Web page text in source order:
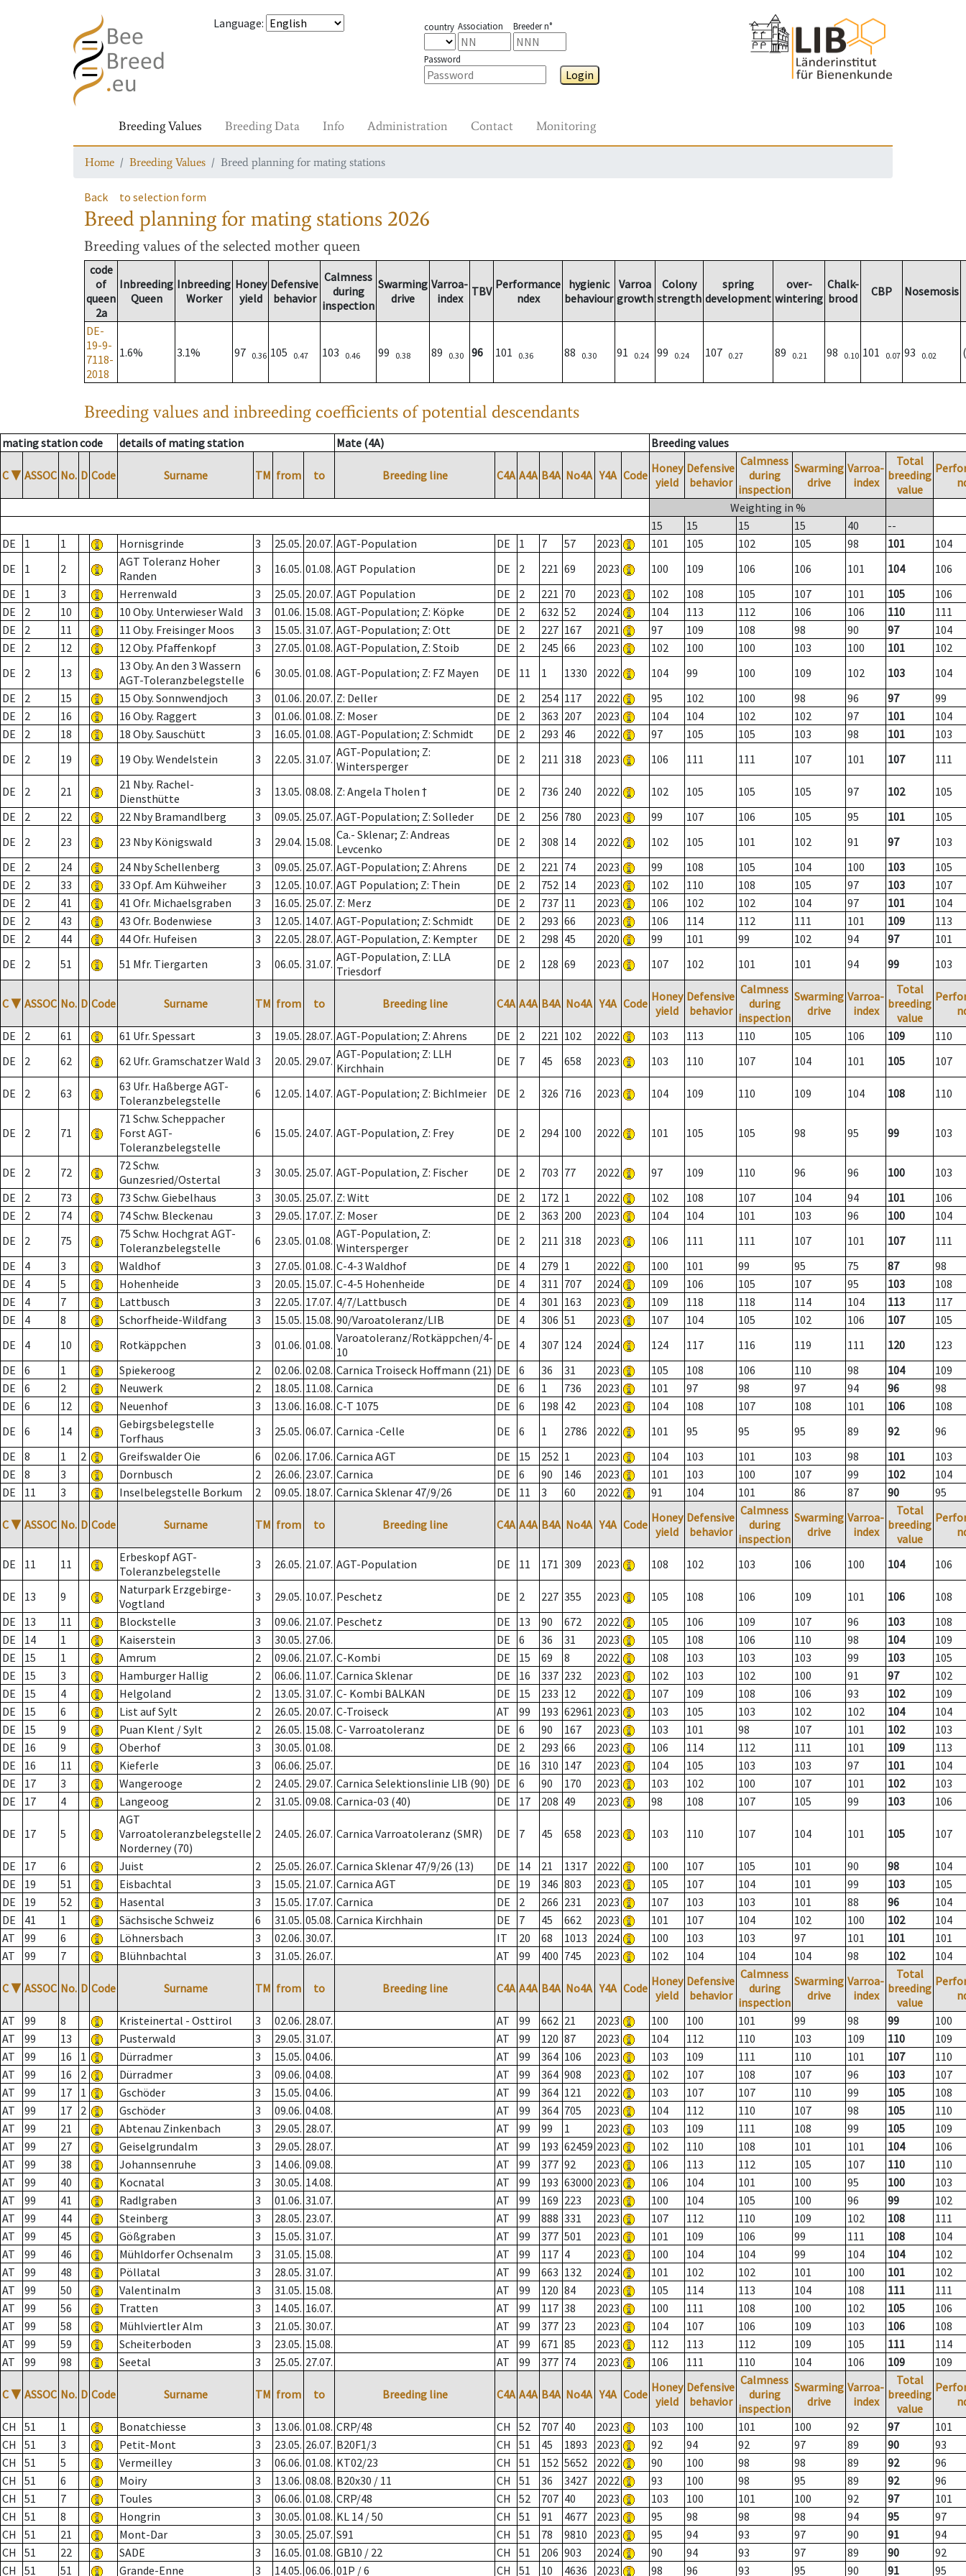
Language: country Association Breeder n°
Password
Login
Breeding Values Breeding Data Info Administration Contact Monitoring
Home Breeding Values Breed planning for mating stations
Back to selection form
Breed planning for mating stations 2026
Breeding values of the selected mother queen
code
of
queen
2a
Inbreeding
Queen
Inbreeding
Worker
Honey
yield
Defensive
behavior
Calmness
during
inspection
Swarming
drive
Varroa-
index
TBV Performance
ndex
hygienic
behaviour
Varroa
growth
Colony
strength
spring
development
over-
wintering
Chalk-
brood
CBP Nosemosis
DE-
19-9-
7118-
2018
1.6% 3.1% 97 0.36 105 0.47 103 0.46 99 0.38 89 0.30 96 101 0.36 88 0.30 91 0.24 99 0.24 107 0.27 89 0.21 98 0.10 101 0.07 93 0.02
Breeding values and inbreeding coefficients of potential descendants
mating station code details of mating station Mate (4A) Breeding values
C ▼ ASSOC No. D Code Surname TM from to Breeding line C4A A4A B4A No4A Y4A Code Honey
yield
Defensive
behavior
Calmness
during
inspection
Swarming
drive
Varroa-
index
Total
breeding
value
Weighting in %
15
15 15 15 40
--
DE
1 1 Hornisgrinde 3 25.05. 20.07. AGT-Population DE 1 7 57 2023 101 105 102 105 98 101
104
DE
1 2
AGT Toleranz Hoher
Randen
3 16.05. 01.08. AGT Population DE 2 221 69 2023 100 109 106 106 101 104
106
DE
1 3 Herrenwald 3 25.05. 20.07. AGT Population DE 2 221 70 2023 102 108 105 107 101 105
106
DE
2 10 10 Oby. Unterwieser Wald 3 01.06. 15.08. AGT-Population; Z: Köpke DE 2 632 52 2024 104 113 112 106 106 110
111
DE
2 11 11 Oby. Freisinger Moos 3 15.05. 31.07. AGT-Population; Z: Ott DE 2 227 167 2021 97 109 108 98 90 97
104
DE
2 12 12 Oby. Pfaffenkopf 3 27.05. 01.08. AGT-Population, Z: Stoib DE 2 245 66 2023 102 100 100 103 100 101
102
DE
2 13
13 Oby. An den 3 Wassern
AGT-Toleranzbelegstelle
6 30.05. 01.08. AGT-Population; Z: FZ Mayen DE 11 1 1330 2022 104 99 100 109 102 103
104
DE
2 15 15 Oby. Sonnwendjoch 3 01.06. 20.07. Z: Deller DE 2 254 117 2022 95 102 100 98 96 97
99
DE
2 16 16 Oby. Raggert 3 01.06. 01.08. Z: Moser DE 2 363 207 2023 104 104 102 102 97 101
104
DE
2 18 18 Oby. Sauschütt 3 16.05. 01.08. AGT-Population; Z: Schmidt DE 2 293 46 2022 97 105 105 103 98 101
103
DE
2 19 19 Oby. Wendelstein 3 22.05. 31.07. AGT-Population; Z:
Wintersperger
DE 2 211 318 2023 106 111 111 107 101 107 111
DE 2 21
21 Nby. Rachel-
Diensthütte
3 13.05. 08.08. Z: Angela Tholen † DE 2 736 240 2022 102 105 105 105 97 102
105
DE
2 22 22 Nby Bramandlberg 3 09.05. 25.07. AGT-Population; Z: Solleder DE 2 256 780 2023 99 107 106 105 95 101
105
DE
2 23 23 Nby Königswald 3 29.04. 15.08. Ca.- Sklenar; Z: Andreas
Levcenko
DE 2 308 14 2022 102 105 101 102 91 97
103
DE
2 24 24 Nby Schellenberg 3 09.05. 25.07. AGT-Population; Z: Ahrens DE 2 221 74 2023 99 108 105 104 100 103
105
DE
2 33 33 Opf. Am Kühweiher 3 12.05. 10.07. AGT Population; Z: Thein DE 2 752 14 2023 102 110 108 105 97 103
107
DE
2 41 41 Ofr. Michaelsgraben 3 16.05. 25.07. Z: Merz DE 2 737 11 2023 106 102 102 104 97 101
104
DE
2 43 43 Ofr. Bodenwiese 3 12.05. 14.07. AGT-Population; Z: Schmidt DE 2 293 66 2023 106 114 112 111 101 109
113
DE
2 44 44 Ofr. Hufeisen 3 22.05. 28.07. AGT-Population, Z: Kempter DE 2 298 45 2020 99 101 99 102 94 97
101
DE
2 51 51 Mfr. Tiergarten 3 06.05. 31.07. AGT-Population, Z: LLA
Triesdorf
DE 2 128 69 2023 107 102 101 101 94 99 103
C ▼ ASSOC No. D Code Surname TM from to Breeding line C4A A4A B4A No4A Y4A Code Honey
yield
Defensive
behavior
Calmness
during
inspection
Swarming
drive
Varroa-
index
Total
breeding
value
DE
2 61 61 Ufr. Spessart 3 19.05. 28.07. AGT-Population; Z: Ahrens DE 2 221 102 2022 103 113 110 105 106 109
110
DE
2 62 62 Ufr. Gramschatzer Wald 3 20.05. 29.07. AGT-Population; Z: LLH
Kirchhain
DE 7 45 658 2023 103 110 107 104 101 105 107
DE 2 63
63 Ufr. Haßberge AGT-
Toleranzbelegstelle
6 12.05. 14.07. AGT-Population; Z: Bichlmeier DE 2 326 716 2023 104 109 110 109 104 108 110
DE 2 71
71 Schw. Scheppacher
Forst AGT-
Toleranzbelegstelle
6 15.05. 24.07. AGT-Population, Z: Frey DE 2 294 100 2022 101 105 105 98 95 99 103
DE 2 72
72 Schw.
Gunzesried/Ostertal
3 30.05. 25.07. AGT-Population, Z: Fischer DE 2 703 77 2022 97 109 110 96 96 100
103
DE
2 73 73 Schw. Giebelhaus 3 30.05. 25.07. Z: Witt DE 2 172 1 2022 102 108 107 104 94 101
106
DE
2 74 74 Schw. Bleckenau 3 29.05. 17.07. Z: Moser DE 2 363 200 2023 104 104 101 103 96 100
104
DE
2 75
75 Schw. Hochgrat AGT-
Toleranzbelegstelle
6 23.05. 01.08. AGT-Population, Z:
Wintersperger
DE 2 211 318 2023 106 111 111 107 101 107
111
DE
4 3 Waldhof 3 27.05. 01.08. C-4-3 Waldhof DE 4 279 1 2022 100 101 99 95 75 87
98
DE
4 5 Hohenheide 3 20.05. 15.07. C-4-5 Hohenheide DE 4 311 707 2024 109 106 105 107 95 103
108
DE
4 7 Lattbusch 3 22.05. 17.07. 4/7/Lattbusch DE 4 301 163 2023 109 118 118 114 104 113
117
DE
4 8 Schorfheide-Wildfang 3 15.05. 15.08. 90/Varoatoleranz/LIB DE 4 306 51 2023 107 104 105 102 106 107
105
DE
4 10 Rotkäppchen 3 01.06. 01.08. Varoatoleranz/Rotkäppchen/4-
10
DE 4 307 124 2024 124 117 116 119 111 120
123
DE
6 1 Spiekeroog 2 02.06. 02.08. Carnica Troiseck Hoffmann (21) DE 6 36 31 2023 105 108 106 110 98 104
109
DE
6 2 Neuwerk 2 18.05. 11.08. Carnica DE 6 1 736 2023 101 97 98 97 94 96
98
DE
6 12 Neuenhof 3 13.06. 16.08. C-T 1075 DE 6 198 42 2023 104 108 107 108 101 106
108
DE
6 14
Gebirgsbelegstelle
Torfhaus
3 25.05. 06.07. Carnica -Celle DE 6 1 2786 2022 101 95 95 95 89 92
96
DE
8 1 2 Greifswalder Oie 6 02.06. 17.06. Carnica AGT DE 15 252 1 2023 104 103 101 103 98 101
103
DE
8 3 Dornbusch 2 26.06. 23.07. Carnica DE 6 90 146 2023 101 103 100 107 99 102
104
DE
11 3 Inselbelegstelle Borkum 2 09.05. 18.07. Carnica Sklenar 47/9/26 DE 11 3 60 2022 91 104 101 86 87 90 95
C ▼ ASSOC No. D Code Surname TM from to Breeding line C4A A4A B4A No4A Y4A Code Honey
yield
Defensive
behavior
Calmness
during
inspection
Swarming
drive
Varroa-
index
Total
breeding
value
DE 11 11
Erbeskopf AGT-
Toleranzbelegstelle
3 26.05. 21.07. AGT-Population DE 11 171 309 2023 108 102 103 106 100 104 106
DE 13 9
Naturpark Erzgebirge-
Vogtland
3 29.05. 10.07. Peschetz DE 2 227 355 2023 105 108 106 109 101 106
108
DE
13 11 Blockstelle 3 09.06. 21.07. Peschetz DE 13 90 672 2022 105 106 109 107 96 103
108
DE
14 1 Kaiserstein 3 30.05. 27.06. DE 6 36 31 2023 105 108 106 110 98 104
109
DE
15 1 Amrum 2 09.06. 21.07. C-Kombi DE 15 69 8 2022 108 103 103 103 99 103
105
DE
15 3 Hamburger Hallig 2 06.06. 11.07. Carnica Sklenar DE 16 337 232 2023 102 103 102 100 91 97
102
DE
15 4 Helgoland 2 13.05. 31.07. C- Kombi BALKAN DE 15 233 12 2022 107 109 108 106 93 102
109
DE
15 6 List auf Sylt 2 26.05. 20.07. C-Troiseck AT 99 193 62961 2023 103 105 103 102 102 104
104
DE
15 9 Puan Klent / Sylt 2 26.05. 15.08. C- Varroatoleranz DE 6 90 167 2023 103 101 98 107 101 102
103
DE
16 9 Oberhof 3 30.05. 01.08. DE 2 293 66 2023 106 114 112 111 101 109
113
DE
16 11 Kieferle 3 06.06. 25.07. DE 16 310 147 2023 104 105 103 103 97 101
104
DE
17 3 Wangerooge 2 24.05. 29.07. Carnica Selektionslinie LIB (90) DE 6 90 170 2023 103 102 100 107 101 102
103
DE
17 4 Langeoog 2 31.05. 09.08. Carnica-03 (40) DE 17 208 49 2023 98 108 107 105 99 103 106
DE 17 5
AGT
Varroatoleranzbelegstelle
Norderney (70)
2 24.05. 26.07. Carnica Varroatoleranz (SMR) DE 7 45 658 2023 103 110 107 104 101 105 107
DE 17 6 Juist 2 25.05. 26.07. Carnica Sklenar 47/9/26 (13) DE 14 21 1317 2022 100 107 105 101 90 98
104
DE
19 51 Eisbachtal 3 15.05. 21.07. Carnica AGT DE 19 346 803 2023 105 107 104 101 99 103
105
DE
19 52 Hasental 3 15.05. 17.07. Carnica DE 2 266 231 2023 107 103 103 101 88 96
104
DE
41 1 Sächsische Schweiz 6 31.05. 05.08. Carnica Kirchhain DE 7 45 662 2023 101 107 104 102 100 102
104
AT
99 6 Löhnersbach 3 02.06. 30.07. IT 20 68 1013 2024 100 103 103 97 101 101
101
AT
99 7 Blühnbachtal 3 31.05. 26.07. AT 99 400 745 2023 102 104 104 104 98 102 104
C ▼ ASSOC No. D Code Surname TM from to Breeding line C4A A4A B4A No4A Y4A Code Honey
yield
Defensive
behavior
Calmness
during
inspection
Swarming
drive
Varroa-
index
Total
breeding
value
AT
99 8 Kristeinertal - Osttirol 3 02.06. 28.07. AT 99 662 21 2023 100 100 101 99 98 99
100
AT
99 13 Pusterwald 3 29.05. 31.07. AT 99 120 87 2023 104 112 110 103 109 110
109
AT
99 16 1 Dürradmer 3 15.05. 04.06. AT 99 364 106 2023 103 109 111 110 101 107
110
AT
99 16 2 Dürradmer 3 09.06. 04.08. AT 99 364 908 2023 102 107 108 107 96 103
107
AT
99 17 1 Gschöder 3 15.05. 04.06. AT 99 364 121 2022 103 107 107 110 99 105
108
AT
99 17 2 Gschöder 3 09.06. 04.08. AT 99 364 705 2023 104 112 110 107 98 105
110
AT
99 21 Abtenau Zinkenbach 3 29.05. 28.07. AT 99 99 1 2023 103 109 111 108 99 105
109
AT
99 27 Geiselgrundalm 3 29.05. 28.07. AT 99 193 62459 2023 102 110 108 101 101 104
106
AT
99 38 Johannsenruhe 3 14.06. 09.08. AT 99 377 92 2023 106 113 112 105 107 110
110
AT
99 40 Kocnatal 3 30.05. 14.08. AT 99 193 63000 2023 106 104 101 100 95 100
103
AT
99 41 Radlgraben 3 01.06. 31.07. AT 99 169 223 2023 100 104 105 100 96 99
102
AT
99 44 Steinberg 3 28.05. 23.07. AT 99 888 331 2023 107 112 110 109 102 108
111
AT
99 45 Gößgraben 3 15.05. 31.07. AT 99 377 501 2023 101 109 106 99 111 108
104
AT
99 46 Mühldorfer Ochsenalm 3 31.05. 15.08. AT 99 117 4 2023 100 104 104 99 104 104
102
AT
99 48 Pöllatal 3 28.05. 31.07. AT 99 663 132 2024 101 102 102 101 100 101
102
AT
99 50 Valentinalm 3 31.05. 15.08. AT 99 120 84 2023 105 114 113 104 108 111
111
AT
99 56 Tratten 3 14.05. 16.07. AT 99 117 38 2023 100 111 108 100 102 105
106
AT
99 58 Mühlviertler Alm 3 21.05. 30.07. AT 99 377 23 2023 104 107 106 109 103 106
108
AT
99 59 Scheiterboden 3 23.05. 15.08. AT 99 671 85 2023 112 113 112 109 105 111
114
AT
99 98 Seetal 3 25.05. 27.07. AT 99 377 74 2023 106 111 110 104 106 109 109
C ▼ ASSOC No. D Code Surname TM from to Breeding line C4A A4A B4A No4A Y4A Code Honey
yield
Defensive
behavior
Calmness
during
inspection
Swarming
drive
Varroa-
index
Total
breeding
value
CH
51 1 Bonatchiesse 3 13.06. 01.08. CRP/48 CH 52 707 40 2023 103 100 101 100 92 97
101
CH
51 3 Petit-Mont 3 23.05. 26.07. B20F1/3 CH 51 45 1893 2023 92 94 92 97 89 90
93
CH
51 5 Vermeilley 3 06.06. 01.08. KT02/23 CH 51 152 5652 2022 90 100 98 98 89 92
96
CH
51 6 Moiry 3 13.06. 08.08. B20x30 / 11 CH 51 36 3427 2022 93 100 98 95 89 92
96
CH
51 7 Toules 3 06.06. 01.08. CRP/48 CH 52 707 40 2023 103 100 101 100 92 97
101
CH
51 8 Hongrin 3 30.05. 01.08. KL 14 / 50 CH 51 91 4677 2023 95 98 98 98 94 95
97
CH
51 21 Mont-Dar 3 30.05. 25.07. S91 CH 51 78 9810 2023 95 94 93 97 90 91
94
CH
51 22 SADE 3 16.05. 01.08. GB10 / 22 CH 51 206 903 2024 90 94 93 97 89 90
92
CH
51 51 Grande-Enne 3 14.05. 06.06. 01P / 6 CH 51 10 4636 2023 98 96 93 95 90 91 95